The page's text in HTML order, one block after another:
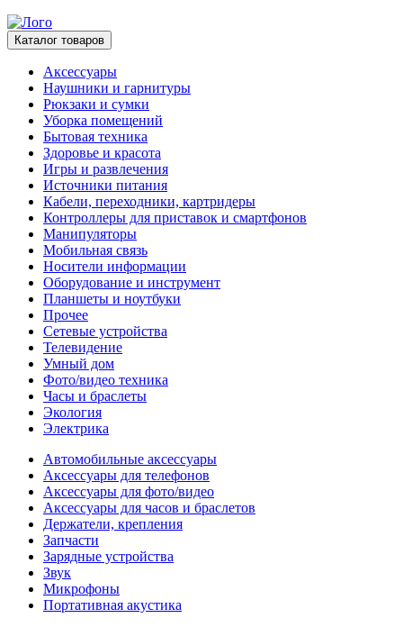
Каталог товаров
Аксессуары
Наушники и гарнитуры
Рюкзаки и сумки
Уборка помещений
Бытовая техника
Здоровье и красота
Игры и развлечения
Источники питания
Кабели, переходники, картридеры
Контроллеры для приставок и смартфонов
Манипуляторы
Мобильная связь
Носители информации
Оборудование и инструмент
Планшеты и ноутбуки
Прочее
Сетевые устройства
Телевидение
Умный дом
Фото/видео техника
Часы и браслеты
Экология
Электрика
Автомобильные аксессуары
Аксессуары для телефонов
Аксессуары для фото/видео
Аксессуары для часов и браслетов
Держатели, крепления
Запчасти
Зарядные устройства
Звук
Микрофоны
Портативная акустика